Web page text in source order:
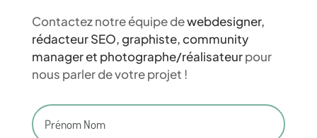
Contactez notre équipe dewebdesigner,
rédacteur SEO, graphiste, community
manager et photographe/réalisateurpour
nous parler de votre projet !